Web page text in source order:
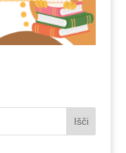
Išči